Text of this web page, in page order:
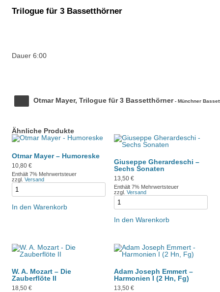
Trilogue für 3 Bassetthörner
Dauer 6:00
Otmar Mayer, Trilogue für 3 Bassetthörner- Münchner
Ähnliche Produkte
Otmar Mayer – Humoreske
10,80 €
Enthält 7% Mehrwertsteuer
zzgl. Versand
In den Warenkorb
Giuseppe Gherardeschi –
Sechs Sonaten
13,50 €
Enthält 7% Mehrwertsteuer
zzgl. Versand
In den Warenkorb
W. A. Mozart – Die
Zauberflöte II
18,50 €
Adam Joseph Emmert –
Harmonien I (2 Hn, Fg)
13,50 €